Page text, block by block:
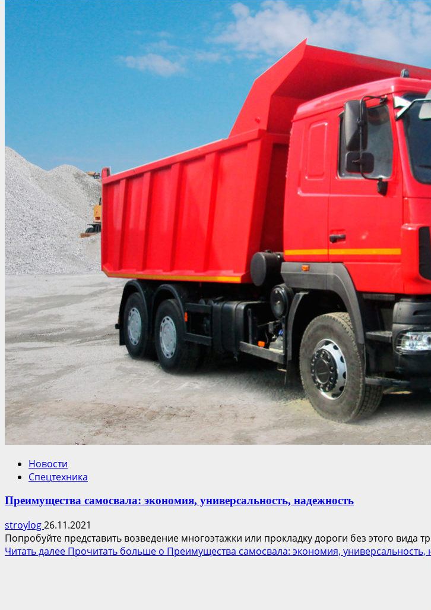
Новости
Спецтехника
Преимущества самосвала: экономия, универсальность, надежность
stroylog26.11.2021
Попробуйте представить возведение многоэтажки или прокладку дороги без этого вида
Читать далее Прочитать больше о Преимущества самосвала: экономия, универсальность,